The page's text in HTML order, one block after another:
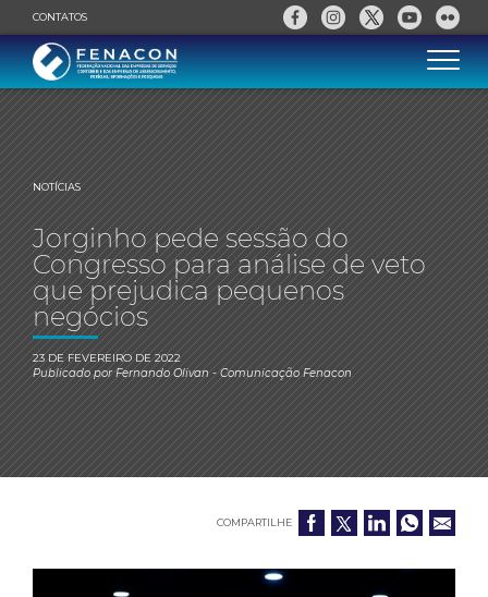
CONTATOS
NOTÍCIAS
Jorginho pede sessão do
Congresso para análise de veto
que prejudica pequenos
negócios
23 DE FEVEREIRO DE 2022
Publicado porFernando Olivan- Comunicação Fenacon
COMPARTILHE